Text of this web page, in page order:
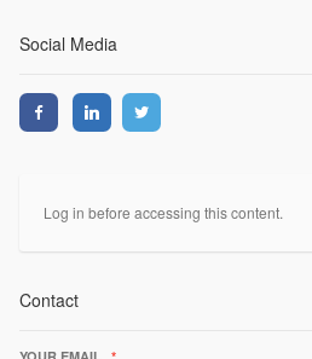
Social Media
Log in before accessing this content.
Contact